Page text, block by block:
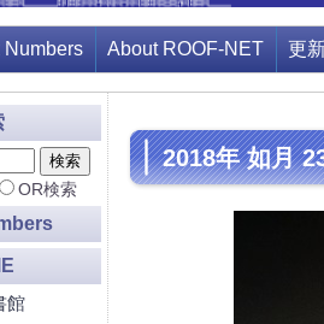
Numbers About ROOF-NET 更
2018年 如月
OR検索
館